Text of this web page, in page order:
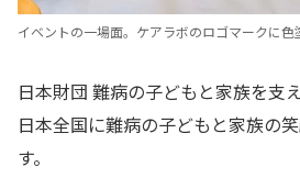
イベントの一場面。ケアラボのロゴマークに色
日本財団 難病の子どもと家族を支
日本全国に難病の子どもと家族の
す。